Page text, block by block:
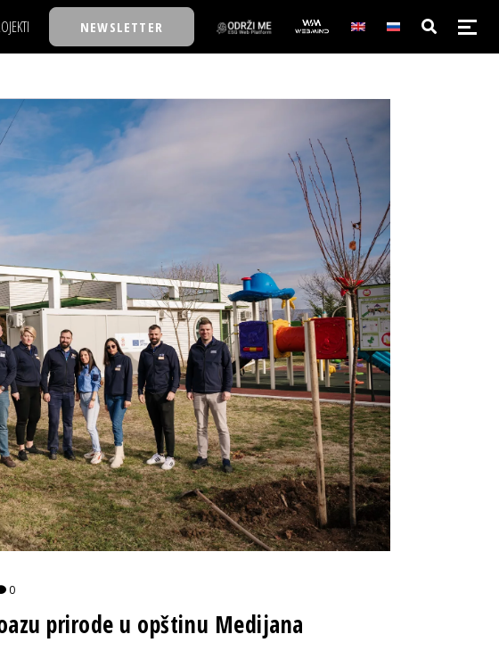
TASTY TALKS
30 ISPOD 30
BACK TO OFFICE/SCHOOL
BMW BIZNIS LIGA
BIZLIFE WEEK
IZJAVA GODINE
NEWSLETTER
NAJKOLEGA
30 ISPOD 30
BACK TO OFFICE/SCHOOL
BIZBENDOVI
BIZKOLEGIJUM
BMW BIZNIS LIGA
IZJAVA GODINE
0
prirode u opštinu Medijana